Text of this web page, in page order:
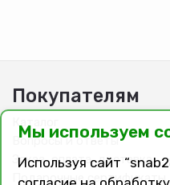
Покупателям
Каталог
Вопросы и ответы
Заказ, оплата, доставка
Подарочные сертификаты
Мы используем
Используя сайт